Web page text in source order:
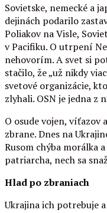
Sovietske, nemecké a
dejinách podarilo
Poliakov na Visle,
v Pacifiku. O utrpení
nehovorím. A svet si
stačilo, že „už nikdy
svetové organizácie,
zlyhali. OSN je jedna z
O osude vojen, víťazov
zbrane. Dnes na
Rusom chýba morálka
patriarcha, nech sa
Hlad po zbraniach
Ukrajina ich potrebuje